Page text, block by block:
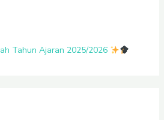
Tahun Ajaran 2025/2026